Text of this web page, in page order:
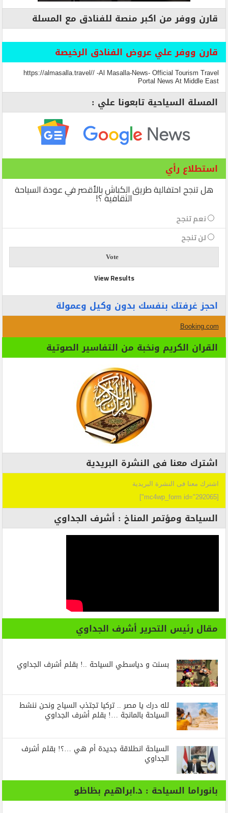
قارن ووفر من اكبر منصة للفنادق مع المسلة
قارن ووفر علي عروض الفنادق الرخيصة
https://almasalla.travel// -Al Masalla-News- Official Tourism Travel
Portal News At Middle East
المسلة السياحية تابعونا علي :
استطلاع رأي
هل تنجح احتفالية طريق الكباش بالأقصر في عودة السياحة
الثقافية ؟!
نعم تنجح
لن تنجح
View Results
احجز غرفتك بنفسك بدون وكيل وعمولة
Booking.com
القران الكريم ونخبة من التفاسير الصوتية
اشترك معنا فى النشرة البريدية
اشترك معنا فى النشرة البريدية
[mc4wp_form id="292065"]
السياحة ومؤتمر المناخ : أشرف الجداوي
مقال رئيس التحرير أشرف الجداوي
بسنت و دياسطي السياحة ..! بقلم أشرف الجداوي
لله درك يا مصر .. تركيا تجتذب السياح ونحن ننشط
السياحة بالمانجة …! بقلم أشرف الجداوي
السياحة انطلاقة جديدة أم هي …؟! بقلم أشرف
الجداوي
بانوراما السياحة : د.ابراهيم بظاظو